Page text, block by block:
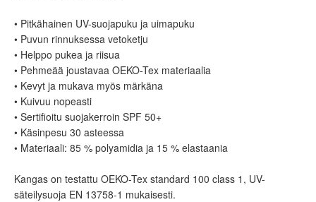
• Pitkähainen UV-suojapuku ja uimapuku
• Puvun rinnuksessa vetoketju
• Helppo pukea ja riisua
• Pehmeää joustavaa OEKO-Tex materiaalia
• Kevyt ja mukava myös märkäna
• Kuivuu nopeasti
• Sertifioitu suojakerroin SPF 50+
• Käsinpesu 30 asteessa
• Materiaali: 85 % polyamidia ja 15 % elastaania
Kangas on testattu OEKO-Tex standard 100 class 1, UV-
säteilysuoja EN 13758-1 mukaisesti.